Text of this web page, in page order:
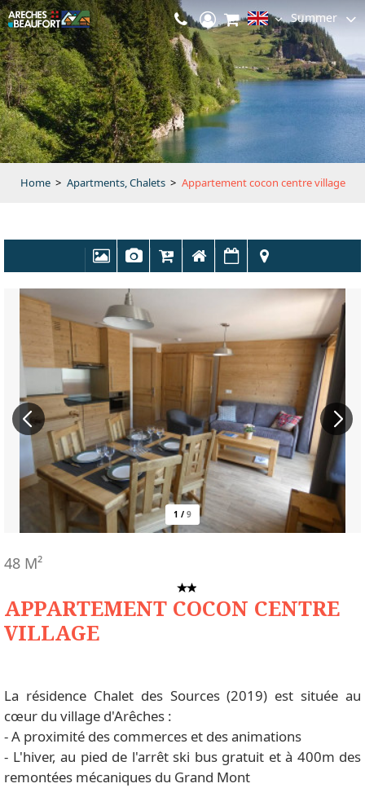
Summer
Home > Apartments, Chalets > Appartement cocon centre village
1 / 9
APPARTEMENT COCON CENTRE
VILLAGE
48 M²
La résidence Chalet des Sources (2019) est située au
cœur du village d'Arêches :
- A proximité des commerces et des animations
- L'hiver, au pied de l'arrêt ski bus gratuit et à 400m des
remontées mécaniques du Grand Mont